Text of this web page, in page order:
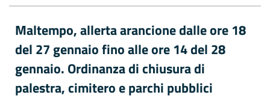
Maltempo, allerta arancione dalle ore 18
del 27 gennaio fino alle ore 14 del 28
gennaio. Ordinanza di chiusura di
palestra, cimitero e parchi pubblici